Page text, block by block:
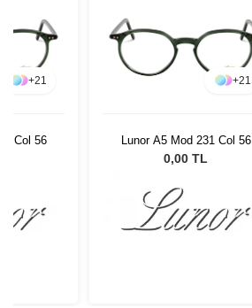
+21
Col 56
+21
Lunor A5 Mod 231 Col 56
0,00 TL